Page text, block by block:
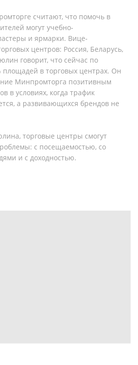
считают, что помочь в
могут учебно-
и ярмарки. Вице-
центров: Россия, Беларусь,
говорит, что сейчас по
площадей в торговых центрах. Он
Минпромторга позитивным
в условиях, когда трафик
а развивающихся брендов не
торговые центры смогут
с посещаемостью, со
и с доходностью.